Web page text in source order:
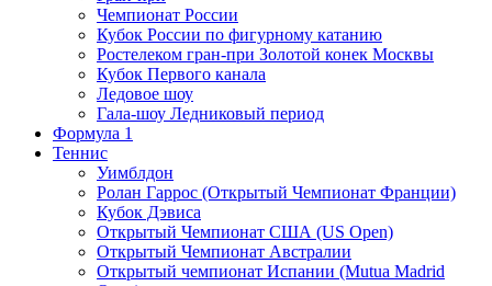
Чемпионат России
Кубок России по фигурному катанию
Ростелеком гран-при Золотой конек Москвы
Кубок Первого канала
Ледовое шоу
Гала-шоу Ледниковый период
Формула 1
Теннис
Уимблдон
Ролан Гаррос (Открытый Чемпионат Франции)
Кубок Дэвиса
Открытый Чемпионат США (US Open)
Открытый Чемпионат Австралии
Открытый чемпионат Испании (Mutua Madrid